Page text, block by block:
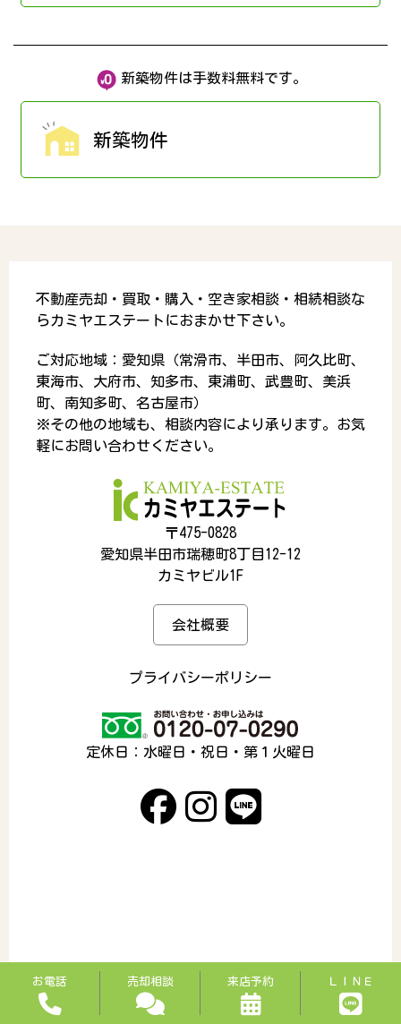
新築物件は手数料無料です。
新築物件
不動産売却・買取・購入・空き家相談・相続相談な
らカミヤエステートにおまかせ下さい。
ご対応地域：愛知県（常滑市、半田市、阿久比町、
東海市、大府市、知多市、東浦町、武豊町、美浜
町、南知多町、名古屋市）
※その他の地域も、相談内容により承ります。お気
軽にお問い合わせください。
〒475-0828
愛知県半田市瑞穂町8丁目12-12
カミヤビル1F
会社概要
プライバシーポリシー
定休日：水曜日・祝日・第１火曜日
お電話 売却相談 来店予約 ＬＩＮＥ